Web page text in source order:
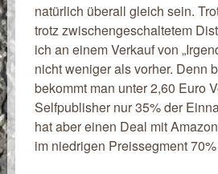
natürlich überall gleich sein.
trotz zwischengeschaltetem
ich an einem Verkauf von
nicht weniger als vorher. Denn
bekommt man unter 2,60 Euro
Selfpublisher nur 35% der
hat aber einen Deal mit
im niedrigen Preissegment